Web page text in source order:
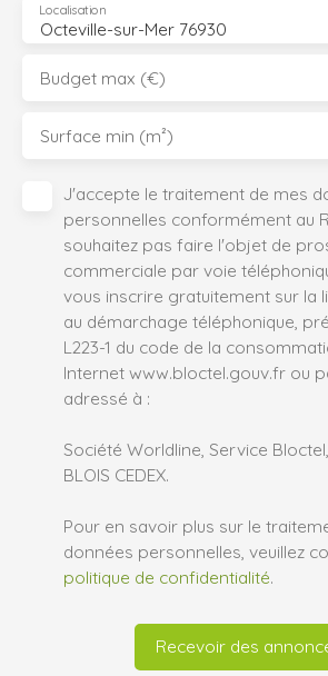
Octeville-sur-Mer 76930
Localisation
Budget max (€)
Surface min (m²)
J'accepte le traitement de mes
personnelles conformément au
souhaitez pas faire l'objet de
commerciale par voie
vous inscrire gratuitement sur la
au démarchage téléphonique,
L223-1 du code de la
Internet www.bloctel.gouv.fr ou
adressé à :
Société Worldline, Service Bloctel,
BLOIS CEDEX.
Pour en savoir plus sur le
données personnelles, veuillez
politique de confidentialité.
Recevoir des